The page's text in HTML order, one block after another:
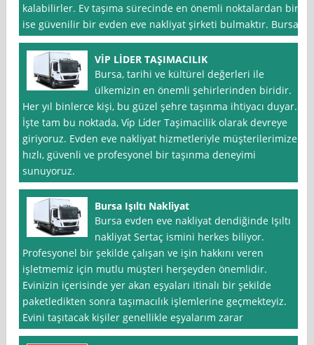
kalabilirler. Ev taşıma sürecinde en önemli noktalardan biri
ise güvenilir bir evden eve nakliyat şirketi bulmaktır. Bursa
VİP LİDER TAŞIMACILIK
Bursa, tarihi ve kültürel değerleri ile
ülkemizin en önemli şehirlerinden biridir.
Her yıl binlerce kişi, bu güzel şehre taşınma ihtiyacı duyar.
İşte tam bu noktada, Vi̇p Li̇der Taşimacilik olarak devreye
giriyoruz. Evden eve nakliyat hizmetleriyle müşterilerimize
hızlı, güvenli ve profesyonel bir taşınma deneyimi
sunuyoruz.
Bursa Işıltı Nakliyat
Bursa evden eve nakliyat dendiğinde Işıltı
nakliyat Sertaç ismini herkes biliyor.
Profesyonel bir şekilde çalışan ve işin hakkını veren
işletmemiz için mutlu müşteri herşeyden önemlidir.
Evinizin içerisinde yer akan eşyaları itinalı bir şekilde
paketledikten sonra taşımacılık işlemlerine geçmekteyiz.
Evini taşıtacak kişiler genellikle eşyalarım zarar